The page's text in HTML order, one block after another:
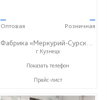
—
Оптовая
—
Розничная
Фабрика «Меркурий-Сурский»
г.Кузнецк
+7 (8415) 73-05-06
Показать телефон
Прайс-лист